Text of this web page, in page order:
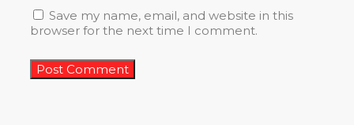
Save my name, email, and website in this
browser for the next time I comment.